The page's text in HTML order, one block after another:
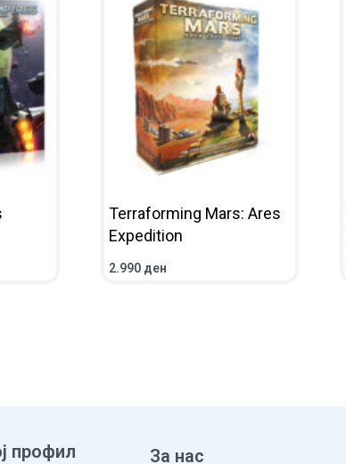
Terraforming Mars: Ares
Expedition
2.990 ден
профил За нас